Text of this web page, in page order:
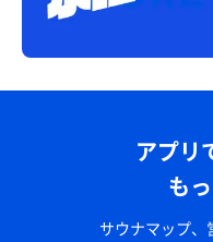
アプリ
も
サウナマップ、